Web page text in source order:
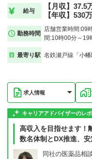
給与
【月収】37.5
【年収】530
勤務時間
店舗営業時間:09
間:10時00分～19
最寄り駅 名鉄瀬戸線「小
求人情報
キャリアアドバイザーのレ
高収入を目指せます！
数名体制とDX推進、
同社の医薬品相